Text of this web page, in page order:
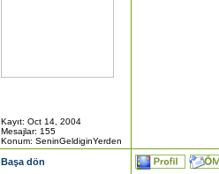
Kayıt: Oct 14, 2004
Mesajlar: 155
Konum: SeninGeldiginYerden
Başa dön